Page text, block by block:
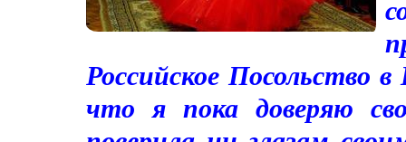
Российское Посольство
что я пока доверяю